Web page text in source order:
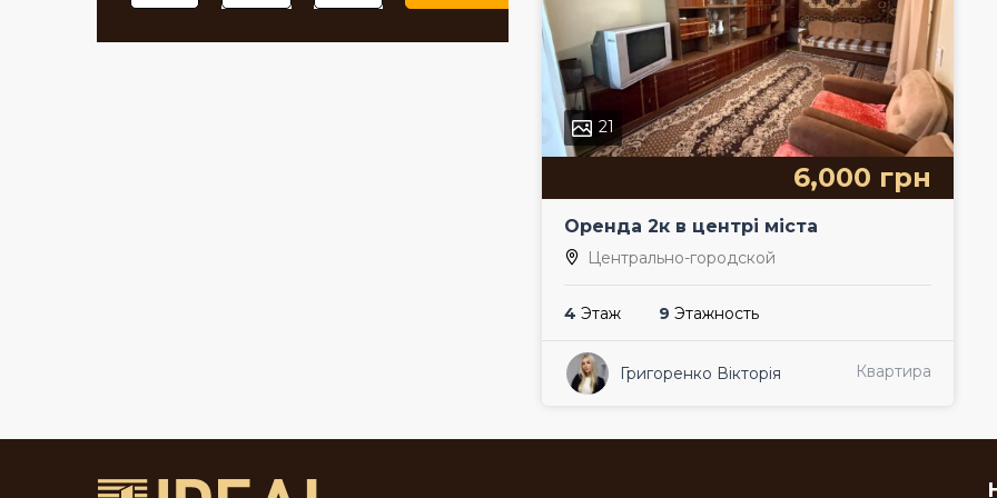
21
6,000 грн
Оренда 2к в центрі міста
Центрально-городской
4 Этаж 9 Этажность
Григоренко Вікторія Квартира